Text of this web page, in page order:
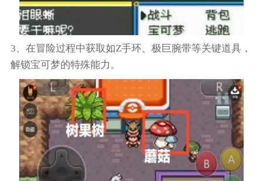
3、在冒险过程中获取如Z手环、极巨腕带等关键道具，
解锁宝可梦的特殊能力。